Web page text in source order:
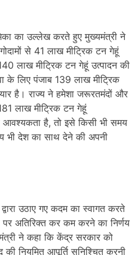
का उल्लेख करते हुए मुख्यमंत्री ने
से 41 लाख मीट्रिक टन गेहूं
लाख मीट्रिक टन गेहूं उत्पादन की
के लिए पंजाब 139 लाख मीट्रिक
है। राज्य ने हमेशा जरूरतमंदों और
लाख मीट्रिक टन गेहूं
आवश्यकता है,तो इसे किसी भी समय
भी देश का साथ देने की अपनी
उठाए गए कदम का स्वागत करते
अतिरिक्त कर कम करने का निर्णय
ने कहा कि केंद्र सरकार को
नियमित आपूर्ति सुनिश्चित करनी